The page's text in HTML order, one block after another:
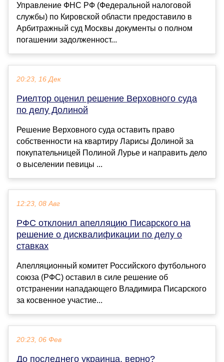
Управление ФНС РФ (Федеральной налоговой
службы) по Кировской области предоставило в
Арбитражный суд Москвы документы о полном
погашении задолженност...
20:23, 16 Дек
Риелтор оценил решение Верховного суда
по делу Долиной
Решение Верховного суда оставить право
собственности на квартиру Ларисы Долиной за
покупательницей Полиной Лурье и направить дело
о выселении певицы ...
12:23, 08 Авг
РФС отклонил апелляцию Писарского на
решение о дисквалификации по делу о
ставках
Апелляционный комитет Российского футбольного
союза (РФС) оставил в силе решение об
отстранении нападающего Владимира Писарского
за косвенное участие...
20:23, 06 Фев
До последнего украинца, верно?